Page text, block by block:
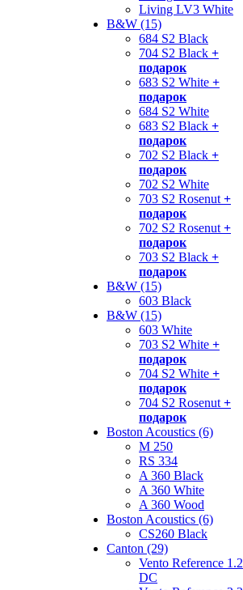
Living LV3 White
B&W (15)
684 S2 Black
704 S2 Black +
подарок
683 S2 White +
подарок
684 S2 White
683 S2 Black +
подарок
702 S2 Black +
подарок
702 S2 White
703 S2 Rosenut +
подарок
702 S2 Rosenut +
подарок
703 S2 Black +
подарок
B&W (15)
603 Black
B&W (15)
603 White
703 S2 White +
подарок
704 S2 White +
подарок
704 S2 Rosenut +
подарок
Boston Acoustics (6)
M 250
RS 334
A 360 Black
A 360 White
A 360 Wood
Boston Acoustics (6)
CS260 Black
Canton (29)
Vento Reference 1.2
DC